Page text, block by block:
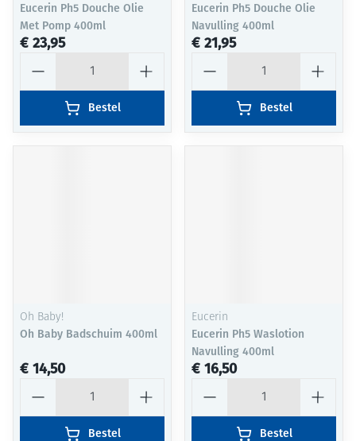
Eucerin Ph5 Douche Olie
Met Pomp 400ml
€ 23,95
Bestel
Eucerin Ph5 Douche Olie
Navulling 400ml
€ 21,95
Bestel
Oh Baby!
Oh Baby Badschuim 400ml
€ 14,50
Bestel
Eucerin
Eucerin Ph5 Waslotion
Navulling 400ml
€ 16,50
Bestel